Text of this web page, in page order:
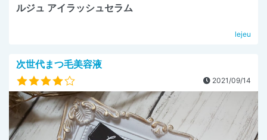
ルジュ アイラッシュセラム
lejeu
次世代まつ毛美容液
2021/09/14